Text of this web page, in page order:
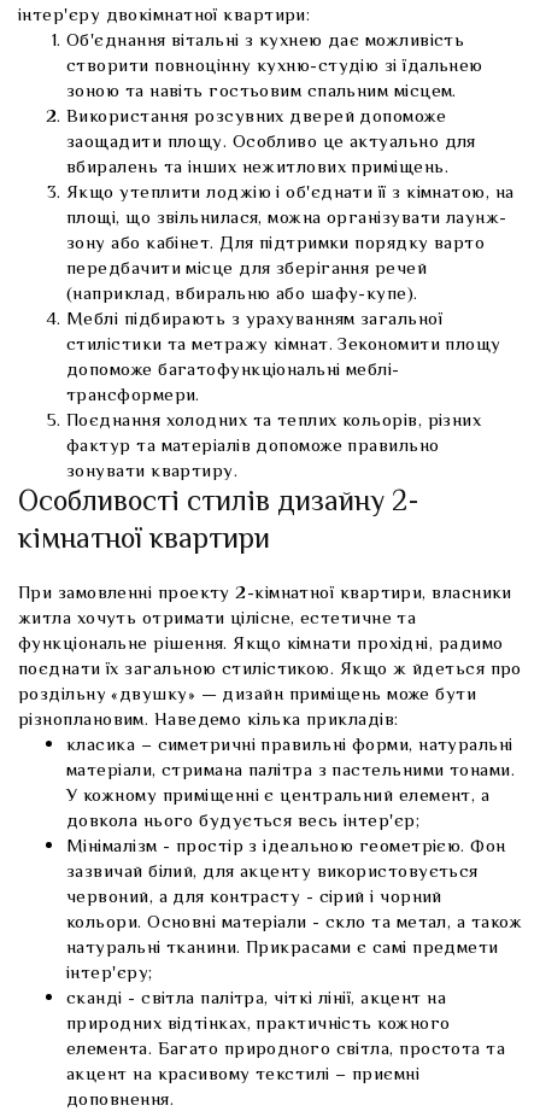
інтер'єру двокімнатної квартири:
Об'єднання вітальні з кухнею дає можливість
створити повноцінну кухню-студію зі їдальнею
зоною та навіть гостьовим спальним місцем.
Використання розсувних дверей допоможе
заощадити площу. Особливо це актуально для
вбиралень та інших нежитлових приміщень.
Якщо утеплити лоджію і об'єднати її з кімнатою, на
площі, що звільнилася, можна організувати лаунж-
зону або кабінет. Для підтримки порядку варто
передбачити місце для зберігання речей
(наприклад, вбиральню або шафу-купе).
Меблі підбирають з урахуванням загальної
стилістики та метражу кімнат. Зекономити площу
допоможе багатофункціональні меблі-
трансформери.
Поєднання холодних та теплих кольорів, різних
фактур та матеріалів допоможе правильно
зонувати квартиру.
Особливості стилів дизайну 2-
кімнатної квартири
При замовленні проекту 2-кімнатної квартири, власники
житла хочуть отримати цілісне, естетичне та
функціональне рішення. Якщо кімнати прохідні, радимо
поєднати їх загальною стилістикою. Якщо ж йдеться про
роздільну «двушку» — дизайн приміщень може бути
різноплановим. Наведемо кілька прикладів:
класика – симетричні правильні форми, натуральні
матеріали, стримана палітра з пастельними тонами.
У кожному приміщенні є центральний елемент, а
довкола нього будується весь інтер'єр;
Мінімалізм - простір з ідеальною геометрією. Фон
зазвичай білий, для акценту використовується
червоний, а для контрасту - сірий і чорний
кольори. Основні матеріали - скло та метал, а також
натуральні тканини. Прикрасами є самі предмети
інтер'єру;
сканді - світла палітра, чіткі лінії, акцент на
природних відтінках, практичність кожного
елемента. Багато природного світла, простота та
акцент на красивому текстилі – приємні
доповнення.